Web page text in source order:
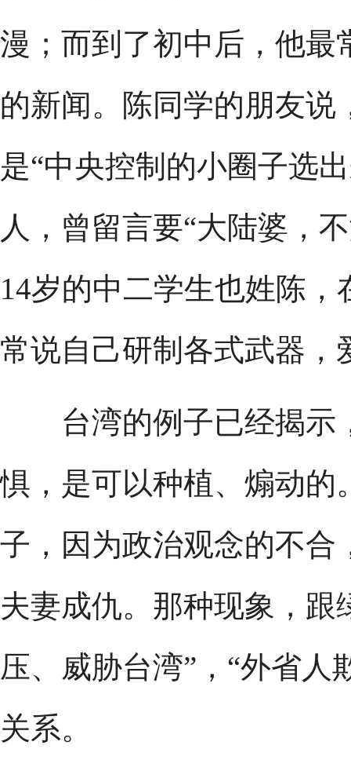
漫；而到了初中后，他最
的新闻。陈同学的朋友
是“中央控制的小圈子选
人，曾留言要“大陆婆，
14岁的中二学生也姓陈
常说自己研制各式武器，
台湾的例子已经揭示
惧，是可以种植、煽动的
子，因为政治观念的不合
夫妻成仇。那种现象，跟
压、威胁台湾”，“外省人
关系。